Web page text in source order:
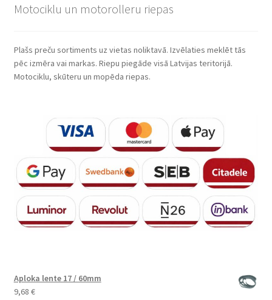
Motociklu un motorolleru riepas
Plašs preču sortiments uz vietas noliktavā. Izvēlaties meklēt tās
pēc izmēra vai markas. Riepu piegāde visā Latvijas teritorijā.
Motociklu, skūteru un mopēda riepas.
Aploka lente 17 / 60mm
9,68 €